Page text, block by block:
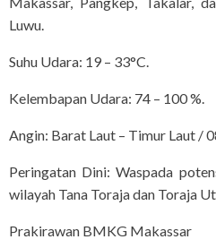
Luwu.
Suhu Udara: 19 – 33°C.
Kelembapan Udara: 74 – 100 %.
Angin: Barat Laut – Timur Laut /
Peringatan Dini: Waspada
wilayah Tana Toraja dan Toraja
Prakirawan BMKG Makassar